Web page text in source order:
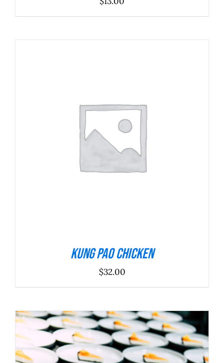
ADICIONAR DETALHES
Kung Pao Chicken
$32.00